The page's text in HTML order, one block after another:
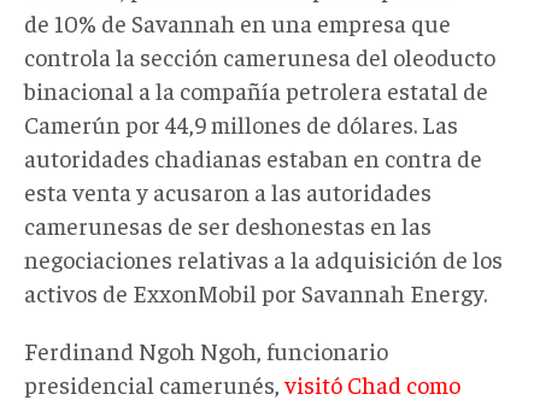
de 10% de Savannah en una empresa que
controla la sección camerunesa del oleoducto
binacional a la compañía petrolera estatal de
Camerún por 44,9 millones de dólares. Las
autoridades chadianas estaban en contra de
esta venta y acusaron a las autoridades
camerunesas de ser deshonestas en las
negociaciones relativas a la adquisición de los
activos de ExxonMobil por Savannah Energy.
Ferdinand Ngoh Ngoh, funcionario
presidencial camerunés,visitó Chad como